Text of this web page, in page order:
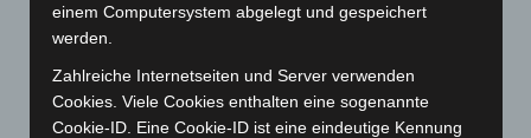
März 2024(103)
Februar 2024
Januar 2024 (111)
Dezember 2023(130)
einem Computersystem abgelegt und gespeichert
werden.
Zahlreiche Internetseiten und Server verwenden
Cookies. Viele Cookies enthalten eine sogenannte
Cookie-ID. Eine Cookie-ID ist eine eindeutige Kennung